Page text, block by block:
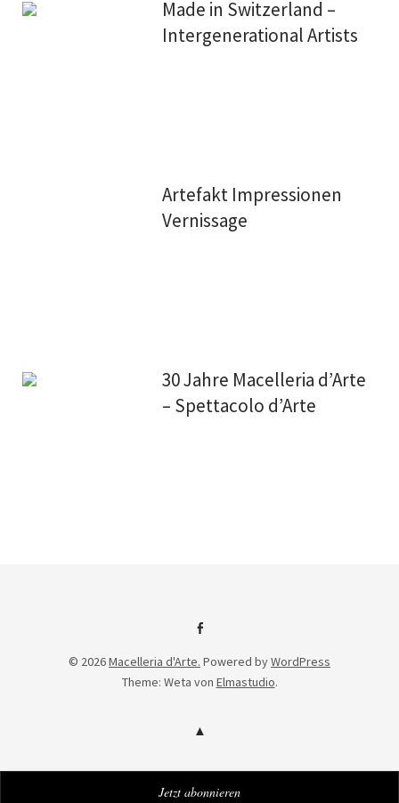
Made in Switzerland –
Intergenerational Artists
Artefakt Impressionen
Vernissage
30 Jahre Macelleria d’Arte
– Spettacolo d’Arte
Facebook
© 2026Macelleria d'Arte. Powered byWordPress
Theme: Weta von Elmastudio.
Jetzt abonnieren